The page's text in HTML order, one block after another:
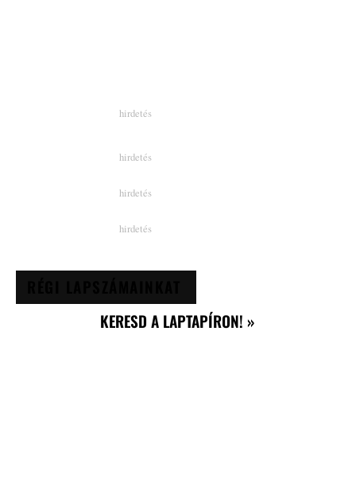
KERESD A LAPTAPÍRON! »